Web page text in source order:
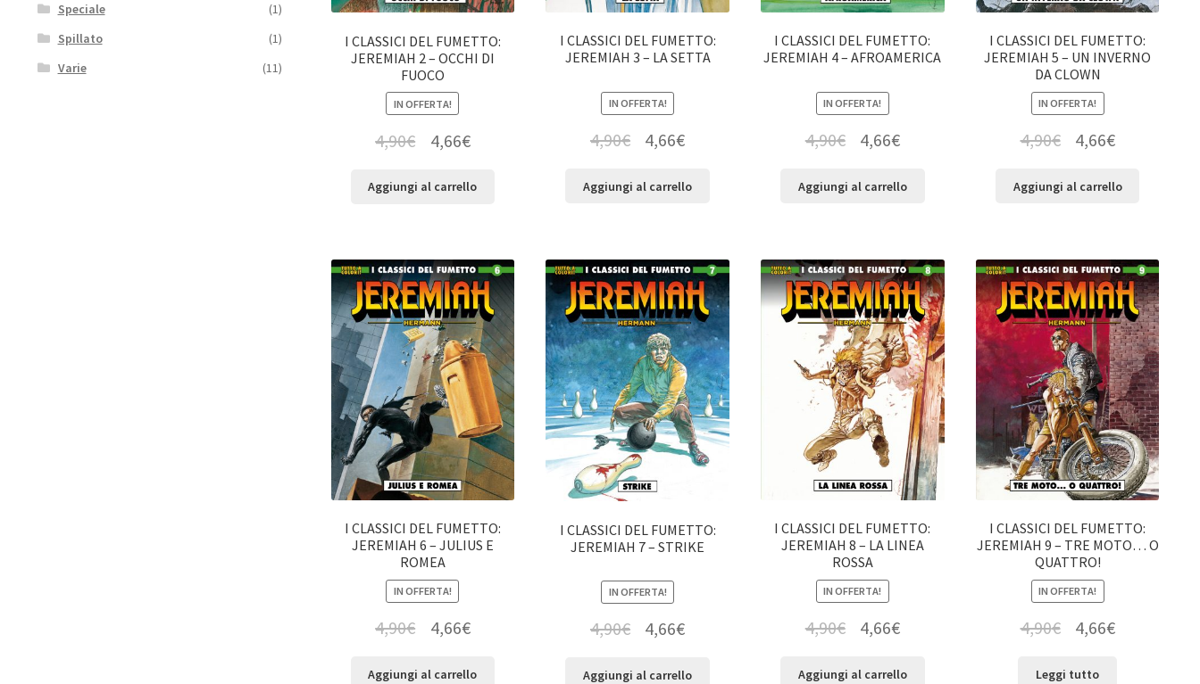
I CLASSICI DEL FUMETTO:
JEREMIAH 2 – OCCHI DI
FUOCO
IN OFFERTA!
4,90€ 4,66€
Aggiungi al carrello
I CLASSICI DEL FUMETTO:
JEREMIAH 3 – LA SETTA
IN OFFERTA!
4,90€ 4,66€
Aggiungi al carrello
I CLASSICI DEL FUMETTO:
JEREMIAH 4 – AFROAMERICA
IN OFFERTA!
4,90€ 4,66€
Aggiungi al carrello
I CLASSICI DEL FUMETTO:
JEREMIAH 5 – UN INVERNO
DA CLOWN
IN OFFERTA!
4,90€ 4,66€
Aggiungi al carrello
I CLASSICI DEL FUMETTO:
JEREMIAH 6 – JULIUS E
ROMEA
IN OFFERTA!
4,90€ 4,66€
Aggiungi al carrello
I CLASSICI DEL FUMETTO:
JEREMIAH 7 – STRIKE
IN OFFERTA!
4,90€ 4,66€
Aggiungi al carrello
I CLASSICI DEL FUMETTO:
JEREMIAH 8 – LA LINEA
ROSSA
IN OFFERTA!
4,90€ 4,66€
Aggiungi al carrello
I CLASSICI DEL FUMETTO:
JEREMIAH 9 – TRE MOTO… O
QUATTRO!
IN OFFERTA!
4,90€ 4,66€
Leggi tutto
Speciale
(1)
Spillato
(1)
Varie
(11)